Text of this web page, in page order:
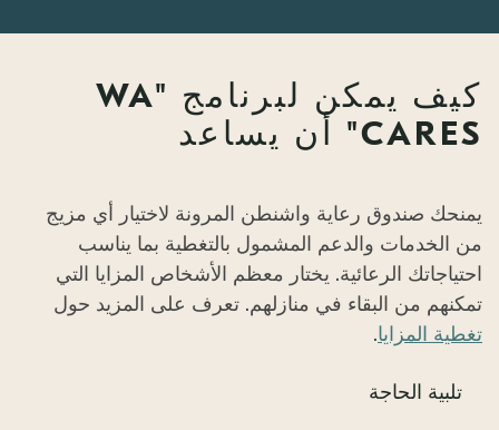
كيف يمكن لبرنامج "WA
CARES" أن يساعد
يمنحك صندوق رعاية واشنطن المرونة لاختيار أي مزيج
من الخدمات والدعم المشمول بالتغطية بما يناسب
احتياجاتك الرعائية. يختار معظم الأشخاص المزايا التي
تمكنهم من البقاء في منازلهم. تعرف على المزيد حول
تغطية المزايا.
تلبية الحاجة